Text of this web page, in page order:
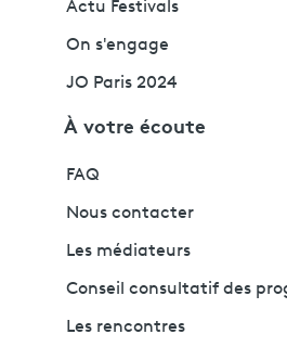
Actu Festivals
On s'engage
JO Paris 2024
À votre écoute
FAQ
Nous contacter
Les médiateurs
Conseil consultatif des
Les rencontres